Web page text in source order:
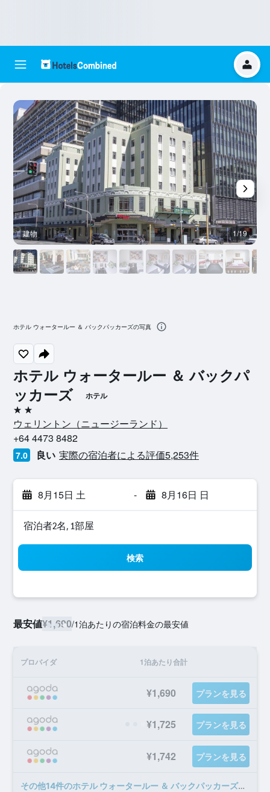
ホテル ウォータールー ＆ バックパ
ッカーズ
ホテル
2つ星
ウェリントン​（ニュージーランド​）​
+64 4473 8482
7.0 良い 実際の宿泊者による評価5,253​件
8月15日 土 - 8月16日 日
宿泊者2名, 1​部屋
検索
最安値¥1,690/1泊あたりの宿泊料金の最安値
プロバイダ 1泊あたり合計
¥1,690 プランを見る
¥1,725 プランを見る
¥1,742 プランを見る
​その他14​件のホテル ウォータールー ＆ バックパッカーズのオファー
建物 1/19
ホテル ウォータールー ＆ バックパッカーズの写真